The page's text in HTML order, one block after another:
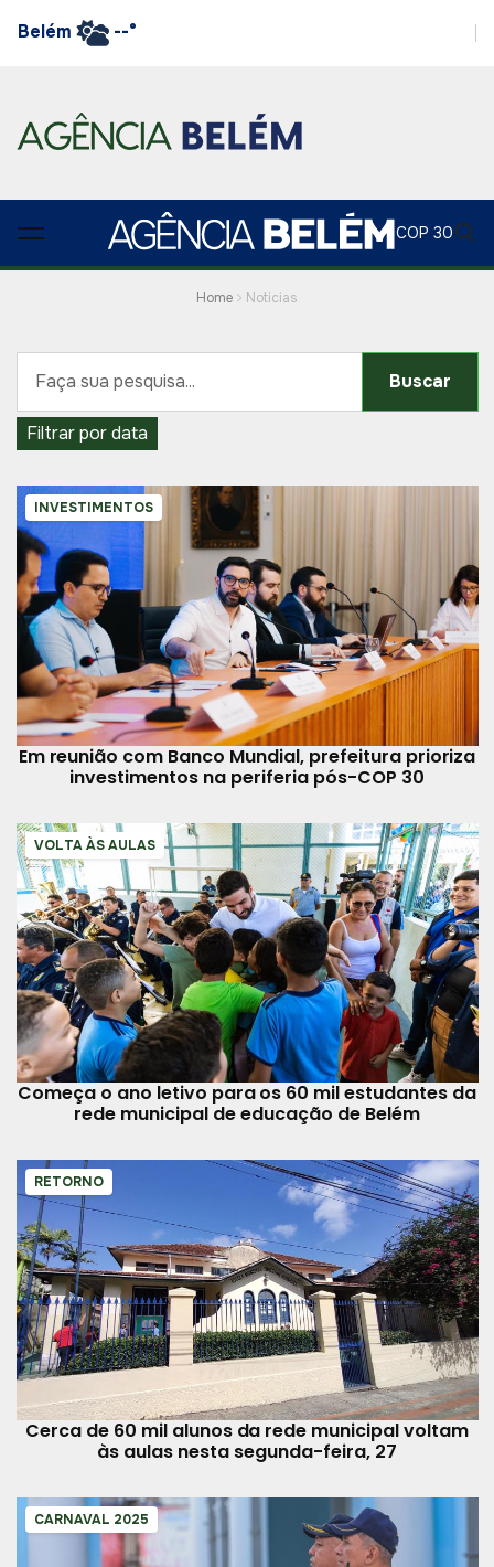
Belém --°
COP 30
Home Noticias
Buscar
Filtrar por data
INVESTIMENTOS
Em reunião com Banco Mundial, prefeitura prioriza
investimentos na periferia pós-COP 30
VOLTA ÀS AULAS
Começa o ano letivo para os 60 mil estudantes da
rede municipal de educação de Belém
RETORNO
Cerca de 60 mil alunos da rede municipal voltam
às aulas nesta segunda-feira, 27
CARNAVAL 2025